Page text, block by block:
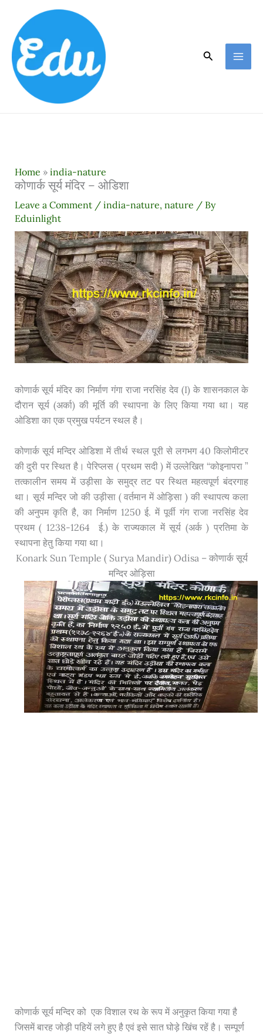
content
Search
Home » india-nature
कोणार्क सूर्य मंदिर – ओडिशा
Leave a Comment / india-nature, nature / By
Eduinlight
कोणार्क सूर्य मंदिर का निर्माण गंगा राजा नरसिंह देव (I) के शासनकाल के
दौरान सूर्य (अर्का) की मूर्ति की स्थापना के लिए किया गया था। यह
ओडिशा का एक प्रमुख पर्यटन स्थल है।
कोणार्क सूर्य मन्दिर ओडिशा में तीर्थ स्थल पूरी से लगभग 40 किलोमीटर
की दुरी पर स्थित है। पेरिप्लस ( प्रथम सदी ) में उल्लेखित “कोइनापरा ”
तत्कालीन समय में उड़ीसा के समुद्र तट पर स्थित महत्वपूर्ण बंदरगाह
था। सूर्य मन्दिर जो की उड़ीसा ( वर्तमान में ओड़िसा ) की स्थापत्य कला
की अनुपम कृति है, का निर्माण 1250 ई. में पूर्वी गंग राजा नरसिंह देव
प्रथम ( 1238-1264 ई.) के राज्यकाल में सूर्य (अर्क ) प्रतिमा के
स्थापना हेतु किया गया था।
Konark Sun Temple ( Surya Mandir) Odisa – कोणार्क सूर्य
मन्दिर ओड़िसा
कोणार्क सूर्य मन्दिर को एक विशाल रथ के रूप में अनुकृत किया गया है
जिसमें बारह जोड़ी पहियें लगे हुए है एवं इसे सात घोड़े खिंच रहें है। सम्पूर्ण